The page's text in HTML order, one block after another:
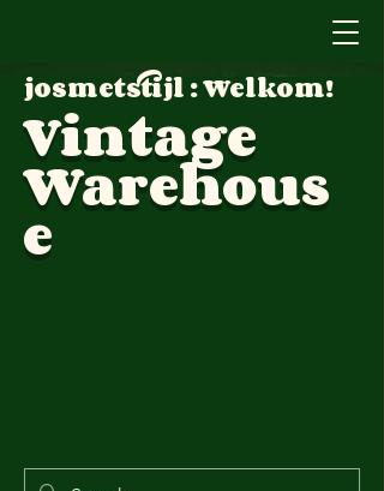
josmetstijl : Welkom!
Vintage
Warehous
e